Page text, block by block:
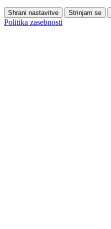
Shrani nastavitve Strinjam se
Politika zasebnosti